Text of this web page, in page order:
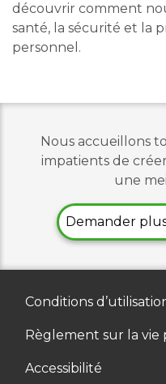
découvrir comment
santé, la sécurité et la
personnel.
Nous accueillons
impatients de
une
Demander
Conditions
Règlement sur la vie
Accessibilité